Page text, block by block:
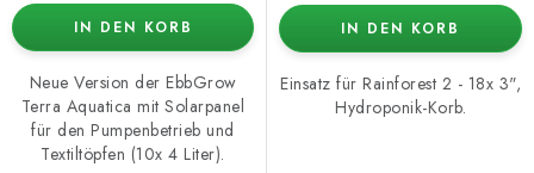
IN DEN KORB
Neue Version der EbbGrow
Terra Aquatica mit Solarpanel
für den Pumpenbetrieb und
Textiltöpfen (10x 4 Liter).
IN DEN KORB
Einsatz für Rainforest 2 - 18x 3",
Hydroponik-Korb.